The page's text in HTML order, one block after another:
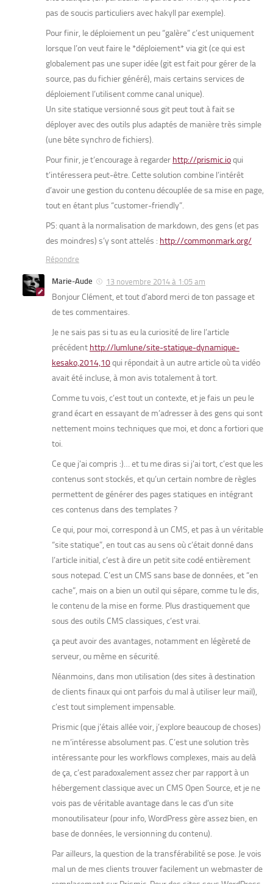
pas de soucis particuliers avec hakyll par exemple).
Pour finir, le déploiement un peu “galère” c’est uniquement
lorsque l’on veut faire le *déploiement* via git (ce qui est
globalement pas une super idée (git est fait pour gérer de la
source, pas du fichier généré), mais certains services de
déploiement l’utilisent comme canal unique).
Un site statique versionné sous git peut tout à fait se
déployer avec des outils plus adaptés de manière très simple
(une bête synchro de fichiers).
Pour finir, je t’encourage à regarder http://prismic.ioqui
t’intéressera peut-être. Cette solution combine l’intérêt
d’avoir une gestion du contenu découplée de sa mise en page,
tout en étant plus “customer-friendly”.
PS: quant à la normalisation de markdown, des gens (et pas
des moindres) s’y sont attelés : http://commonmark.org/
Répondre
Marie-Aude 13 novembre 2014 à 1:05 am
Bonjour Clément, et tout d’abord merci de ton passage et
de tes commentaires.
Je ne sais pas si tu as eu la curiosité de lire l’article
précédent http://lumlune/site-statique-dynamique-
kesako,2014,10qui répondait à un autre article où ta vidéo
avait été incluse, à mon avis totalement à tort.
Comme tu vois, c’est tout un contexte, et je fais un peu le
grand écart en essayant de m’adresser à des gens qui sont
nettement moins techniques que moi, et donc a fortiori que
toi.
Ce que j’ai compris :)… et tu me diras si j’ai tort, c’est que les
contenus sont stockés, et qu’un certain nombre de règles
permettent de générer des pages statiques en intégrant
ces contenus dans des templates ?
Ce qui, pour moi, correspond à un CMS, et pas à un véritable
“site statique”, en tout cas au sens où c’était donné dans
l’article initial, c’est à dire un petit site codé entièrement
sous notepad. C’est un CMS sans base de données, et “en
cache”, mais on a bien un outil qui sépare, comme tu le dis,
le contenu de la mise en forme. Plus drastiquement que
sous des outils CMS classiques, c’est vrai.
ça peut avoir des avantages, notamment en légèreté de
serveur, ou même en sécurité.
Néanmoins, dans mon utilisation (des sites à destination
de clients finaux qui ont parfois du mal à utiliser leur mail),
c’est tout simplement impensable.
Prismic (que j’étais allée voir, j’explore beaucoup de choses)
ne m’intéresse absolument pas. C’est une solution très
intéressante pour les workflows complexes, mais au delà
de ça, c’est paradoxalement assez cher par rapport à un
hébergement classique avec un CMS Open Source, et je ne
vois pas de véritable avantage dans le cas d’un site
monoutilisateur (pour info, WordPress gère assez bien, en
base de données, le versionning du contenu).
Par ailleurs, la question de la transférabilité se pose. Je vois
mal un de mes clients trouver facilement un webmaster de